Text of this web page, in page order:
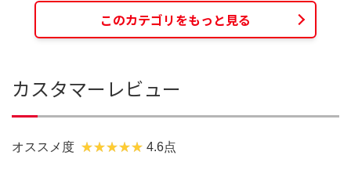
このカテゴリをもっと見る
カスタマーレビュー
オススメ度 4.6点